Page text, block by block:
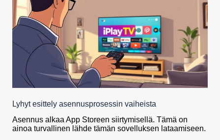
Lyhyt esittely asennusprosessin vaiheista
Asennus alkaa App Storeen siirtymisellä. Tämä on
ainoa turvallinen lähde tämän sovelluksen lataamiseen.